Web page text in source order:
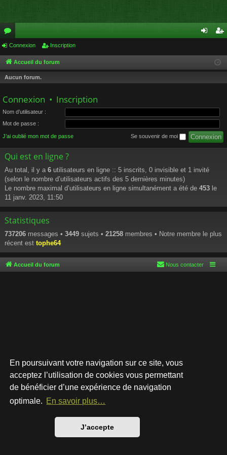
En poursuivant votre navigation sur ce site, vous
acceptez l’utilisation de cookies vous permettant
de bénéficier d’une expérience de navigation
optimale. En savoir plus…
J’accepte
or
u
m
cri
Connexion Inscription
Accueil du forum
Aucun forum.
Connexion • Inscription
Nom d’utilisateur :
Mot de passe :
J’ai oublié mon mot de passe Se souvenir de moi
Qui est en ligne ?
Au total, il y a 6 utilisateurs en ligne :: 5 inscrits, 0 invisible et 1 invité
(selon le nombre d’utilisateurs actifs des 5 dernières minutes)
Le nombre maximal d’utilisateurs en ligne simultanément a été de 453 le
11 janv. 2023, 11:50
Statistiques
737206 messages • 3449 sujets • 21258 membres • Notre membre le plus
récent est tophe64
Accueil du forum Nous contacter
Développé parphpBB® Forum Software © phpBB Limited
Style par
Traduction française officielle